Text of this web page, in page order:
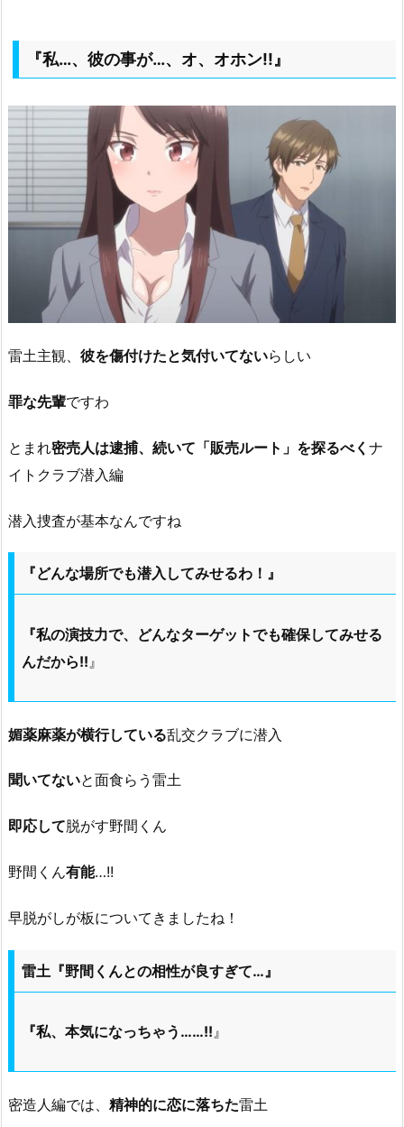
『私…、彼の事が…、オ、オホン!!』
雷土主観、 彼を傷付けたと気付いてないらしい
罪な先輩ですわ
とまれ密売人は逮捕、続いて「販売ルート」を探るべく ナ
イトクラブ潜入編
潜入捜査が基本なんですね
『どんな場所でも潜入してみせるわ！』
『私の演技力で、どんなターゲットでも確保してみせる
んだから!!』
媚薬麻薬が横行している乱交クラブに潜入
聞いてないと面食らう雷土
即応して脱がす野間くん
野間くん有能…!!
早脱がしが板についてきましたね！
雷土『野間くんとの相性が良すぎて…』
『私、本気になっちゃう……!!』
密造人編では、 精神的に恋に落ちた雷土